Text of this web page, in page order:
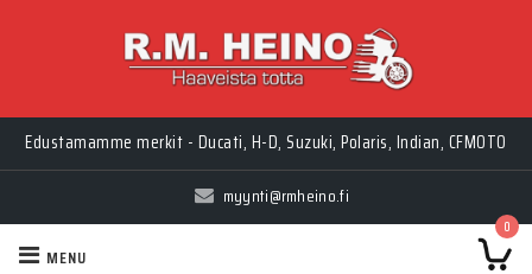
Edustamamme merkit - Ducati, H-D, Suzuki, Polaris, Indian, CFMOTO
myynti@rmheino.fi
0
MENU